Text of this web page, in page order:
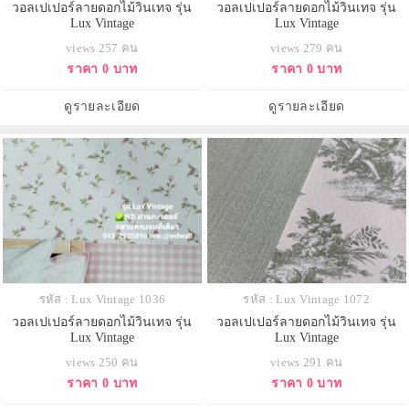
วอลเปเปอร์ลายดอกไม้วินเทจ รุ่น
Lux Vintage
views 257 คน
ราคา 0 บาท
ดูรายละเอียด
วอลเปเปอร์ลายดอกไม้วินเทจ รุ่น
Lux Vintage
views 279 คน
ราคา 0 บาท
ดูรายละเอียด
รหัส : Lux Vintage 1036
วอลเปเปอร์ลายดอกไม้วินเทจ รุ่น
Lux Vintage
views 250 คน
ราคา 0 บาท
รหัส : Lux Vintage 1072
วอลเปเปอร์ลายดอกไม้วินเทจ รุ่น
Lux Vintage
views 291 คน
ราคา 0 บาท